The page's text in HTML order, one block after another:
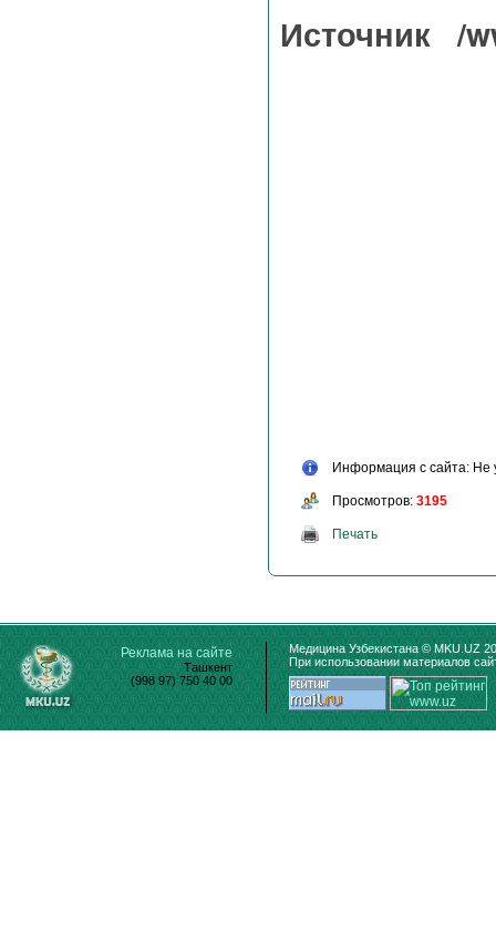
Источник/
Информация с сайта: Не
Просмотров: 3195
Печать
Реклама на сайте
Ташкент
(998 97) 750 40 00
Медицина Узбекистана © MKU.UZ
При использовании материалов